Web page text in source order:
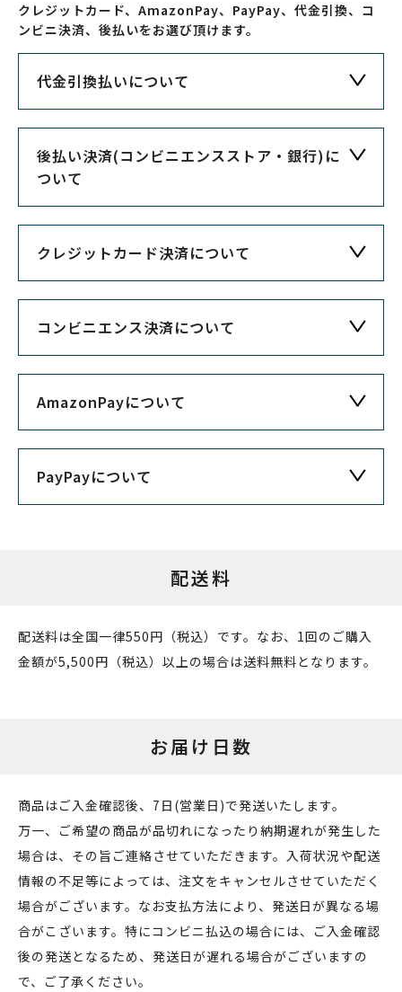
クレジットカード、AmazonPay、PayPay、代金引換、コ
ンビニ決済、後払いをお選び頂けます。
代金引換払いについて
後払い決済(コンビニエンスストア・銀行)に
ついて
クレジットカード決済について
コンビニエンス決済について
AmazonPayについて
PayPayについて
配送料
配送料は全国一律550円（税込）です。なお、1回のご購入
金額が5,500円（税込）以上の場合は送料無料となります。
お届け日数
商品はご入金確認後、7日(営業日)で発送いたします。
万一、ご希望の商品が品切れになったり納期遅れが発生した
場合は、その旨ご連絡させていただきます。入荷状況や配送
情報の不足等によっては、注文をキャンセルさせていただく
場合がございます。なお支払方法により、発送日が異なる場
合がこざいます。特にコンビニ払込の場合には、ご入金確認
後の発送となるため、発送日が遅れる場合がございますの
で、ご了承ください。